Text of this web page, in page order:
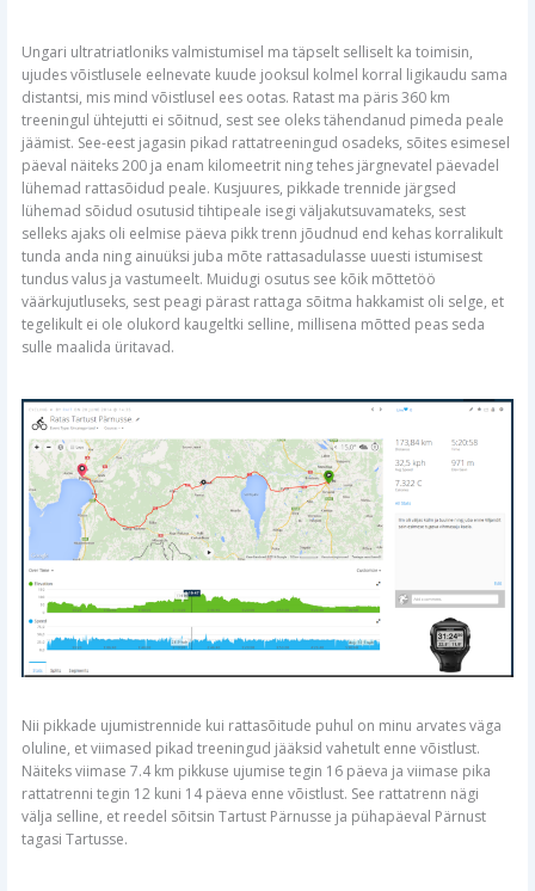
Ungari ultratriatloniks valmistumisel ma täpselt selliselt ka toimisin,
ujudes võistlusele eelnevate kuude jooksul kolmel korral ligikaudu sama
distantsi, mis mind võistlusel ees ootas. Ratast ma päris 360 km
treeningul ühtejutti ei sõitnud, sest see oleks tähendanud pimeda peale
jäämist. See-eest jagasin pikad rattatreeningud osadeks, sõites esimesel
päeval näiteks 200 ja enam kilomeetrit ning tehes järgnevatel päevadel
lühemad rattasõidud peale. Kusjuures, pikkade trennide järgsed
lühemad sõidud osutusid tihtipeale isegi väljakutsuvamateks, sest
selleks ajaks oli eelmise päeva pikk trenn jõudnud end kehas korralikult
tunda anda ning ainuüksi juba mõte rattasadulasse uuesti istumisest
tundus valus ja vastumeelt. Muidugi osutus see kõik mõttetöö
väärkujutluseks, sest peagi pärast rattaga sõitma hakkamist oli selge, et
tegelikult ei ole olukord kaugeltki selline, millisena mõtted peas seda
sulle maalida üritavad.
Nii pikkade ujumistrennide kui rattasõitude puhul on minu arvates väga
oluline, et viimased pikad treeningud jääksid vahetult enne võistlust.
Näiteks viimase 7.4 km pikkuse ujumise tegin 16 päeva ja viimase pika
rattatrenni tegin 12 kuni 14 päeva enne võistlust. See rattatrenn nägi
välja selline, et reedel sõitsin Tartust Pärnusse ja pühapäeval Pärnust
tagasi Tartusse.